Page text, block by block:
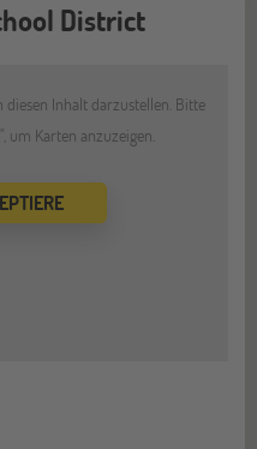
District
Inhalt darzustellen. Bitte
um Karten anzuzeigen.